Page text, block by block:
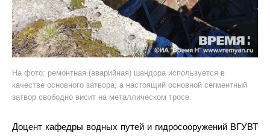
На фото: ремонтная (аварийная) шандора используется в
качестве основного затвора, а настоящий основной сегментный
затвор свободно висит на металлическом тросе.
Доцент кафедры водных путей и гидросооружений ВГУВТ